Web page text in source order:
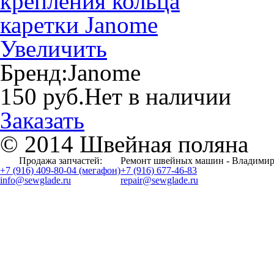
Увеличить
Бренд:Janome
150 руб.Нет в наличии
Заказать
© 2014 Швейная поляна
Продажа запчастей:
Ремонт швейных машин -
+7 (916) 409-80-04 (мегафон)
info@sewglade.ru
+7 (916) 677-46-83
repair@sewglade.ru